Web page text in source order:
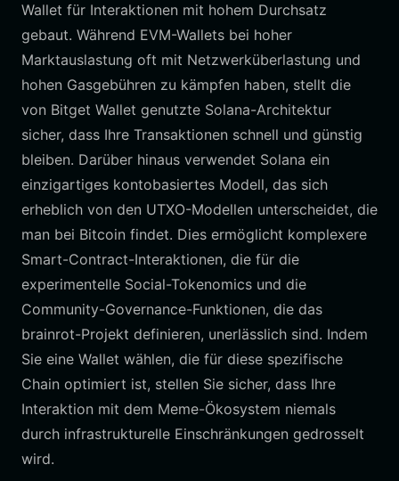
Wallet für Interaktionen mit hohem Durchsatz
gebaut. Während EVM-Wallets bei hoher
Marktauslastung oft mit Netzwerküberlastung und
hohen Gasgebühren zu kämpfen haben, stellt die
von Bitget Wallet genutzte Solana-Architektur
sicher, dass Ihre Transaktionen schnell und günstig
bleiben. Darüber hinaus verwendet Solana ein
einzigartiges kontobasiertes Modell, das sich
erheblich von den UTXO-Modellen unterscheidet, die
man bei Bitcoin findet. Dies ermöglicht komplexere
Smart-Contract-Interaktionen, die für die
experimentelle Social-Tokenomics und die
Community-Governance-Funktionen, die das
brainrot-Projekt definieren, unerlässlich sind. Indem
Sie eine Wallet wählen, die für diese spezifische
Chain optimiert ist, stellen Sie sicher, dass Ihre
Interaktion mit dem Meme-Ökosystem niemals
durch infrastrukturelle Einschränkungen gedrosselt
wird.